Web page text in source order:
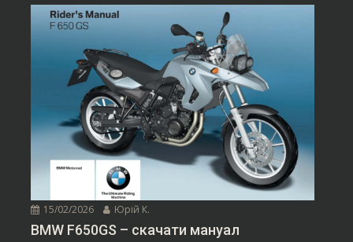
15/02/2026 Юрій К.
BMW F650GS – скачати мануал